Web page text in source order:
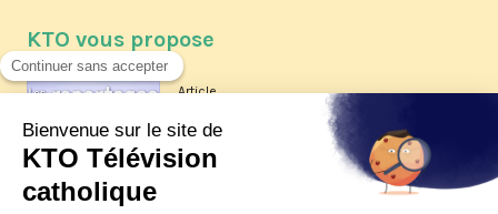
KTO vous propose
Article
Les reportages d'été 2026 de KTO